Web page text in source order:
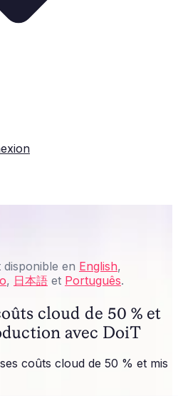
disponible en English,
, 日本語 et Português.
cloud de 50 % et
avec DoiT
coûts cloud de 50 % et mis